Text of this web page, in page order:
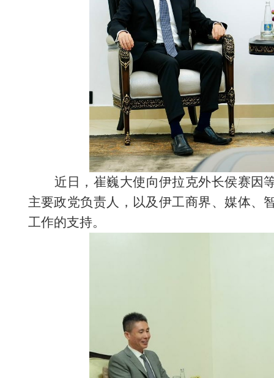
近日，崔巍大使向伊拉克外长侯赛因
主要政党负责人，以及伊工商界、媒体、
工作的支持。